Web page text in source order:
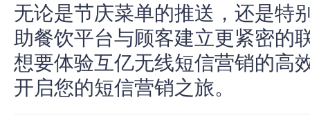
无论是节庆菜单的推送，还是特
助餐饮平台与顾客建立更紧密的
想要体验互亿无线短信营销的高
开启您的短信营销之旅。